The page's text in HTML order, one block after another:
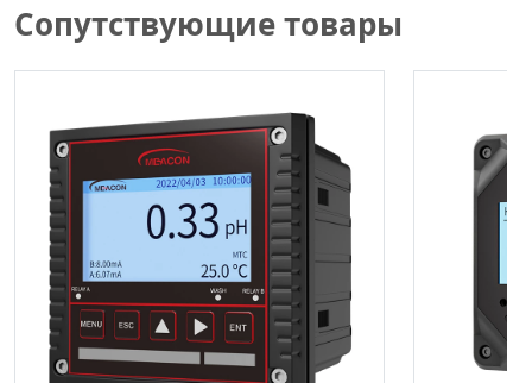
Сопутствующие товары